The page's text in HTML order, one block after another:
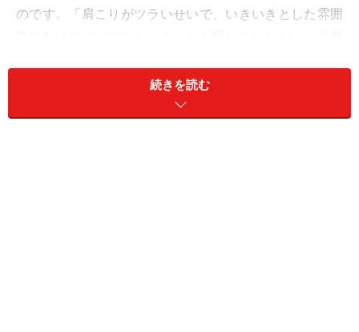
のです。「肩こりがツラいせいで、いきいきとした雰囲
続きを読む